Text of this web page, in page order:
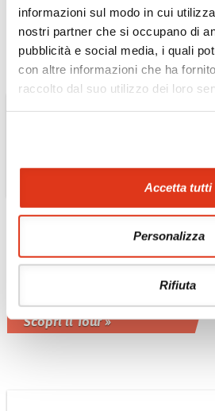
informazioni sul modo in cui
nostri partner che si occupano di
pubblicità e social media, i quali
con altre informazioni che ha
raccolto dal suo utilizzo dei loro
Accetta tutti
Personalizza
Rifiuta
Scopri il Tour »
Musandam: la
d'Arabia Tour
Possibile estensione tour 3 giorni - 2
Scopri il Tour »